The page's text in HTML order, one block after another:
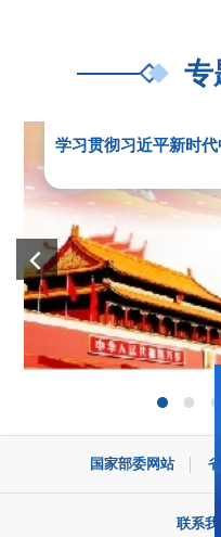
专
学习贯彻习近平新时
国家部委网站
联系我